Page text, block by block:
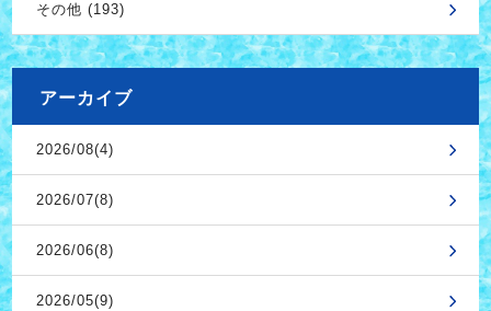
その他 (193)
アーカイブ
2026/08(4)
2026/07(8)
2026/06(8)
2026/05(9)